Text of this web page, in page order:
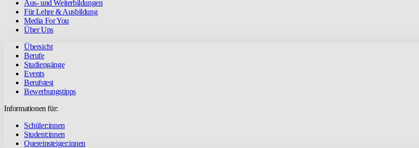
Aus- und Weiterbildungen
Für Lehre & Ausbildung
Media For You
Über Uns
Übersicht
Berufe
Studiengänge
Events
Berufstest
Bewerbungstipps
Informationen für:
Schüler:innen
Student:innen
Quereinsteiger:innen